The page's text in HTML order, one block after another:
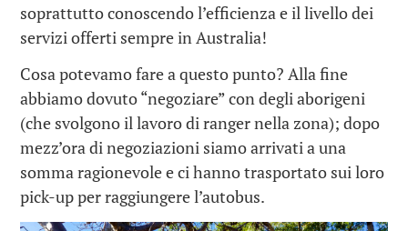
soprattutto conoscendo l’efficienza e il livello dei
servizi offerti sempre in Australia!
Cosa potevamo fare a questo punto? Alla fine
abbiamo dovuto “negoziare” con degli aborigeni
(che svolgono il lavoro di ranger nella zona); dopo
mezz’ora di negoziazioni siamo arrivati a una
somma ragionevole e ci hanno trasportato sui loro
pick-up per raggiungere l’autobus.